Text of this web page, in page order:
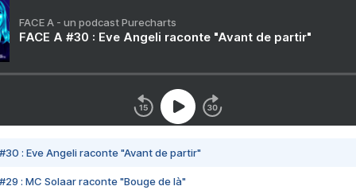
FACE A - un podcast Purecharts
FACE A #30 : Eve Angeli raconte "Avant de partir"
#30 : Eve Angeli raconte "Avant de partir"
#29 : MC Solaar raconte "Bouge de là"